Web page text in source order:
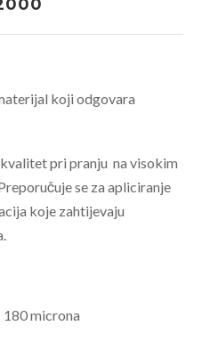
koji odgovara
pri pranju na visokim
se za apliciranje
koje zahtijevaju
microna